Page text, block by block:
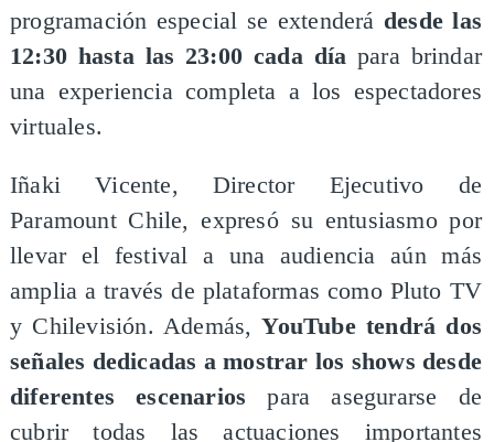
programación especial se extenderá desde las
12:30 hasta las 23:00 cada día para brindar
una experiencia completa a los espectadores
virtuales.
Iñaki Vicente, Director Ejecutivo de
Paramount Chile, expresó su entusiasmo por
llevar el festival a una audiencia aún más
amplia a través de plataformas como Pluto TV
y Chilevisión. Además,YouTube tendrá dos
señales dedicadas a mostrar los shows desde
diferentes escenarios para asegurarse de
cubrir todas las actuaciones importantes